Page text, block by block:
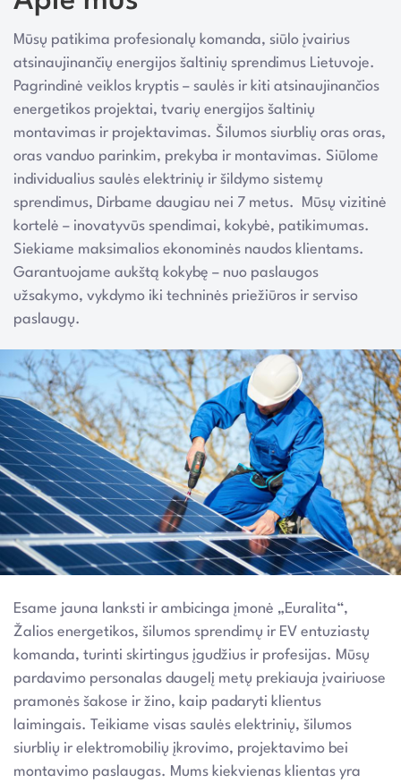
Mūsų patikima profesionalų komanda, siūlo įvairius
atsinaujinančių energijos šaltinių sprendimus Lietuvoje.
Pagrindinė veiklos kryptis – saulės ir kiti atsinaujinančios
energetikos projektai, tvarių energijos šaltinių
montavimas ir projektavimas. Šilumos siurblių oras oras,
oras vanduo parinkim, prekyba ir montavimas. Siūlome
individualius saulės elektrinių ir šildymo sistemų
sprendimus, Dirbame daugiau nei 7 metus. Mūsų vizitinė
kortelė – inovatyvūs spendimai, kokybė, patikimumas.
Siekiame maksimalios ekonominės naudos klientams.
Garantuojame aukštą kokybę – nuo paslaugos
užsakymo, vykdymo iki techninės priežiūros ir serviso
paslaugų.
Esame jauna lanksti ir ambicinga įmonė „Euralita“,
Žalios energetikos, šilumos sprendimų ir EV entuziastų
komanda, turinti skirtingus įgudžius ir profesijas. Mūsų
pardavimo personalas daugelį metų prekiauja įvairiuose
pramonės šakose ir žino, kaip padaryti klientus
laimingais. Teikiame visas saulės elektrinių, šilumos
siurblių ir elektromobilių įkrovimo, projektavimo bei
montavimo paslaugas. Mums kiekvienas klientas yra